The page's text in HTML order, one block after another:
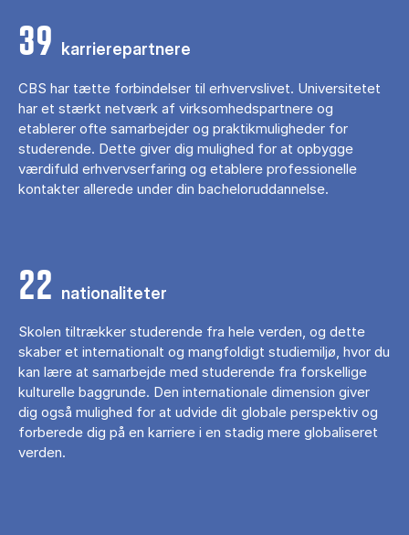
39 karrierepartnere
CBS har tætte forbindelser til erhvervslivet. Universitetet
har et stærkt netværk af virksomhedspartnere og
etablerer ofte samarbejder og praktikmuligheder for
studerende. Dette giver dig mulighed for at opbygge
værdifuld erhvervserfaring og etablere professionelle
kontakter allerede under din bacheloruddannelse.
22 nationaliteter
Skolen tiltrækker studerende fra hele verden, og dette
skaber et internationalt og mangfoldigt studiemiljø, hvor du
kan lære at samarbejde med studerende fra forskellige
kulturelle baggrunde. Den internationale dimension giver
dig også mulighed for at udvide dit globale perspektiv og
forberede dig på en karriere i en stadig mere globaliseret
verden.